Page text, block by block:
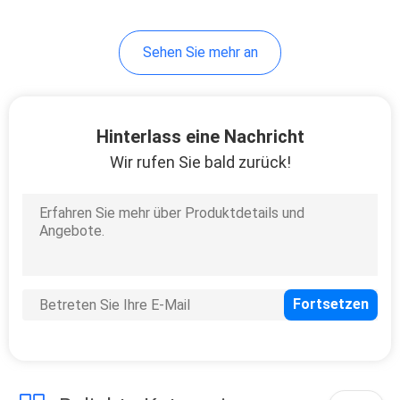
Reise-Flaschen-Satz
Glasflaschen
Sehen Sie mehr an
Hinterlass eine Nachricht
Wir rufen Sie bald zurück!